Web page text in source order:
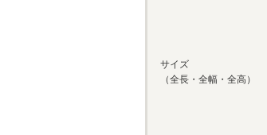
サイズ
（全長・全幅・全高）